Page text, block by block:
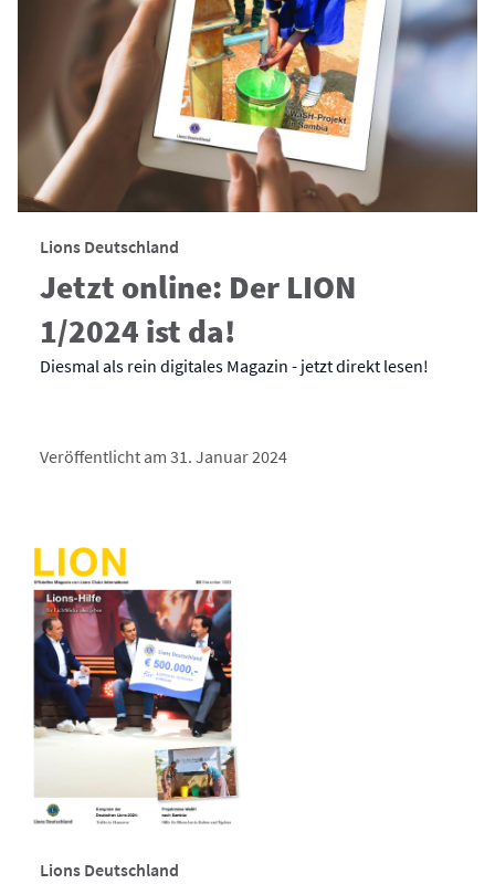
Lions Deutschland
Jetzt online: Der LION
1/2024 ist da!
Diesmal als rein digitales Magazin - jetzt direkt lesen!
Veröffentlicht am 31. Januar 2024
Lions Deutschland